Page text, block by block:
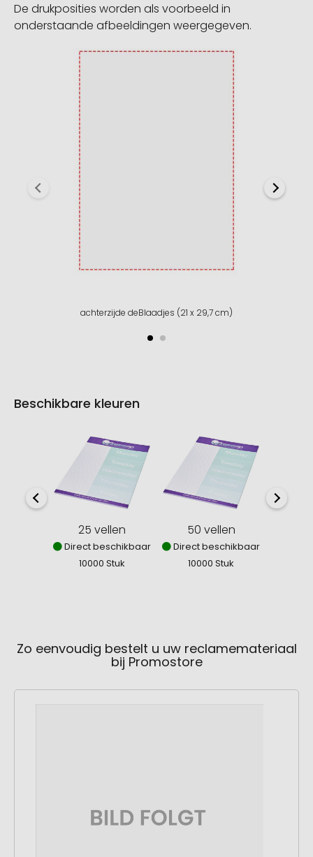
De drukposities worden als voorbeeld in
onderstaande afbeeldingen weergegeven.
achterzijde deBlaadjes (21 x 29,7 cm)
Beschikbare kleuren
25 vellen
Direct beschikbaar
10000 Stuk
50 vellen
Direct beschikbaar
10000 Stuk
Zo eenvoudig bestelt u uw reclamemateriaal
bij Promostore